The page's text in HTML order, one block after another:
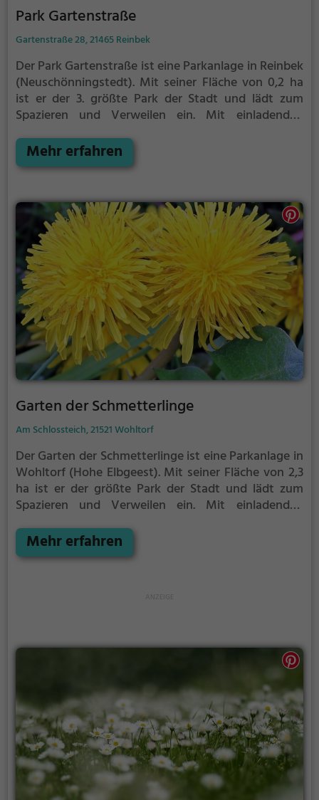
Park Gartenstraße
Gartenstraße 28, 21465 Reinbek
Der Park Gartenstraße ist eine Parkanlage in Reinbek
(Neuschönningstedt). Mit seiner Fläche von 0,2 ha
ist er der 3. größte Park der Stadt und lädt zum
Spazieren und Verweilen ein. Mit einladenden
Gartenstraße zahlreiche Möglichkeiten zur
Entspannung.
Mehr erfahren
Garten der Schmetterlinge
Am Schlossteich, 21521 Wohltorf
Der Garten der Schmetterlinge ist eine Parkanlage in
Wohltorf (Hohe Elbgeest). Mit seiner Fläche von 2,3
ha ist er der größte Park der Stadt und lädt zum
Spazieren und Verweilen ein. Mit einladenden
Garten der Schmetterlinge zahlreiche Möglichkeiten
zur Entspannung.
Mehr erfahren